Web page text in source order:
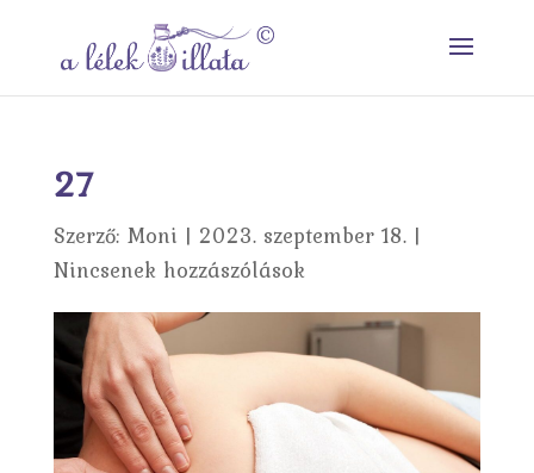
27
Szerző: Moni | 2023. szeptember 18.|
Nincsenek hozzászólások